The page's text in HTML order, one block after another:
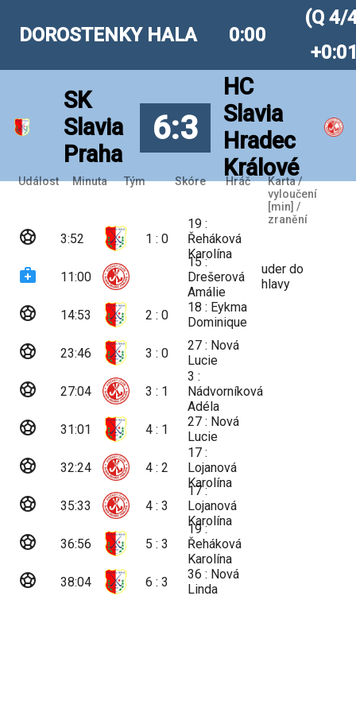
DOROSTENKY HALA 0:00
(Q 4/
SK
Slavia
Praha
6:3
HC
Slavia
Hradec
Králové
Událost Minuta Tým Skóre Hráč
Karta /
vyloučení
[min] /
zranění
sports_soccer 3:52 1 : 0
19 :
Řeháková
Karolína
medical_services 11:00
15 :
Drešerová
Amálie
uder do
hlavy
sports_soccer 14:53 2 : 0
18 : Eykma
Dominique
sports_soccer 23:46 3 : 0
27 : Nová
Lucie
sports_soccer 27:04 3 : 1
3 :
Nádvorníková
Adéla
sports_soccer 31:01 4 : 1
27 : Nová
Lucie
sports_soccer 32:24 4 : 2
17 :
Lojanová
Karolína
sports_soccer 35:33 4 : 3
17 :
Lojanová
Karolína
sports_soccer 36:56 5 : 3
19 :
Řeháková
Karolína
sports_soccer 38:04 6 : 3
36 : Nová
Linda